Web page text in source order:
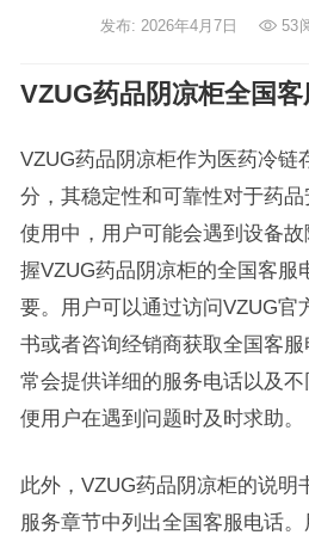
发布: 2026年4月7日 53
VZUG药品阴凉柜全国
VZUG药品阴凉柜作为医药冷链
分，其稳定性和可靠性对于药
使用中，用户可能会遇到设备
握VZUG药品阴凉柜的全国客服
要。用户可以通过访问VZUG官
书或者咨询经销商获取全国客
常会提供详细的服务电话以及
便用户在遇到问题时及时求助。
此外，VZUG药品阴凉柜的说明
服务章节中列出全国客服电话